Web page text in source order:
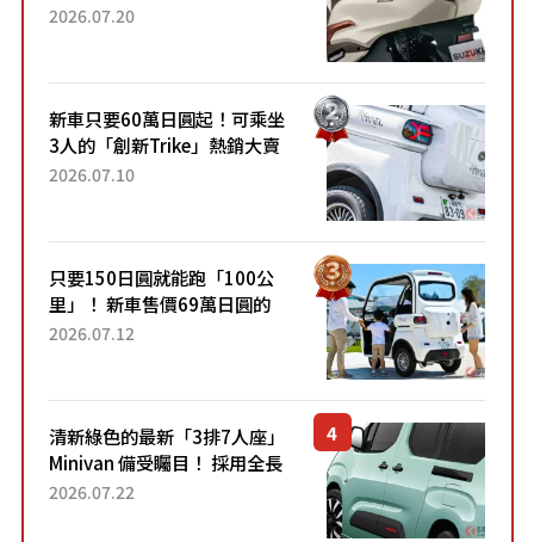
目！採用全新流線設計與各項
2026.07.20
新車只要60萬日圓起！可乘坐
3人的「創新Trike」熱銷大賣
成為人氣車款！「養車成本真
2026.07.10
只要150日圓就能跑「100公
里」！ 新車售價69萬日圓的
「3人座」Trike大受歡迎！ 順
2026.07.12
清新綠色的最新「3排7人座」
Minivan 備受矚目！ 採用全長
4.7公尺剛剛好的車身尺寸與
2026.07.22